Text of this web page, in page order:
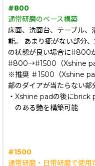
#800
通常研磨のベース構築
床面、洗面台、テーブル、
能。 あまり疵がない部分
の状態が良い場合に#800
#800→#1500（Xshine
※推奨 ＃1500（Xshine
部のダイアが当たらない部
・Xshine padの後にbrick
のある艶を構築可能
#1500
通常研磨・日常研磨で使用